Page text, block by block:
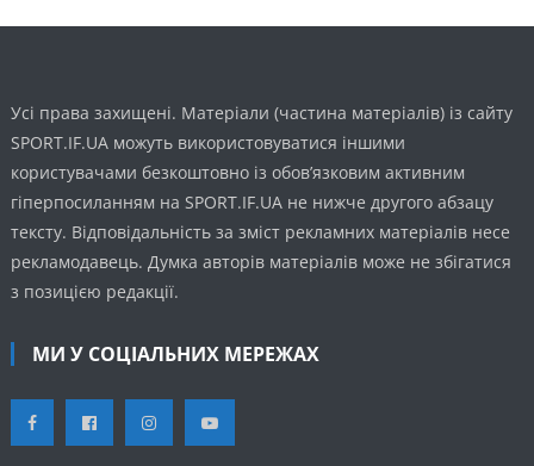
Усі права захищені. Матеріали (частина матеріалів) із сайту
SPORT.IF.UA можуть використовуватися іншими
користувачами безкоштовно із обов’язковим активним
гіперпосиланням на SPORT.IF.UA не нижче другого абзацу
тексту. Відповідальність за зміст рекламних матеріалів несе
рекламодавець. Думка авторів матеріалів може не збігатися
з позицією редакції.
МИ У СОЦІАЛЬНИХ МЕРЕЖАХ